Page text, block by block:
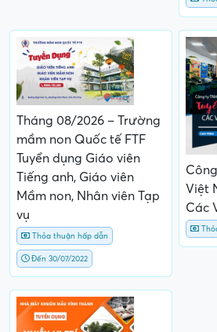
Tháng 08/2026 – Trường
mầm non Quốc tế FTF
Tuyển dụng Giáo viên
Tiếng anh, Giáo viên
Mầm non, Nhân viên Tạp
vụ
Thỏa thuận hấp dẫn
Đến 30/07/2022
Việt
Các